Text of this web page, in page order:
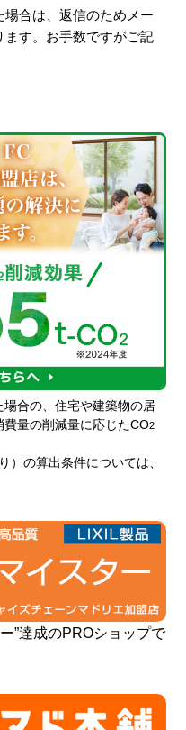
合は、返信のためメー
ます。お手数ですがご記
合の、住宅や建築物の居
量の削減量に応じたCO2
）の算出条件については、
”達成のPROショップで